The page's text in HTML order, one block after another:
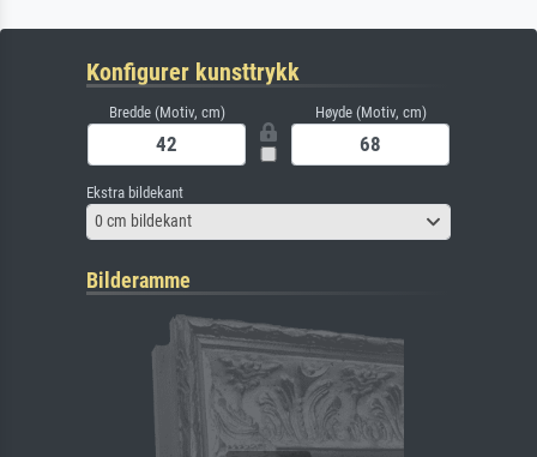
Konfigurer kunsttrykk
Bredde (Motiv, cm) Høyde (Motiv, cm)
Ekstra bildekant
0 cm bildekant
Bilderamme